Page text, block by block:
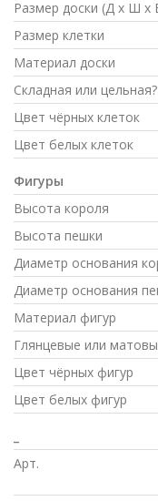
Размер доски (Д x Ш x
Размер клетки
Материал доски
Складная или цельная?
Цвет чёрных клеток
Цвет белых клеток
Фигуры
Высота короля
Высота пешки
Диаметр основания
Диаметр основания
Материал фигур
Глянцевые или
Цвет чёрных фигур
Цвет белых фигур
Арт.